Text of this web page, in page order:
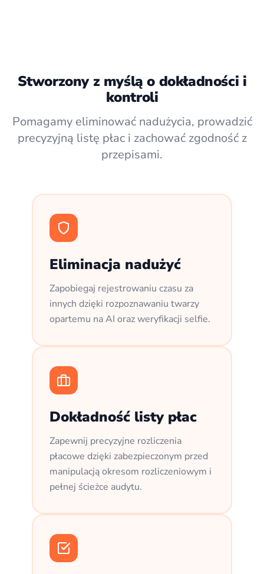
Stworzony z myślą o dokładności i
kontroli
Pomagamy eliminować nadużycia, prowadzić
precyzyjną listę płac i zachować zgodność z
przepisami.
Eliminacja nadużyć
Zapobiegaj rejestrowaniu czasu za
innych dzięki rozpoznawaniu twarzy
opartemu na AI oraz weryfikacji selfie.
Dokładność listy płac
Zapewnij precyzyjne rozliczenia
płacowe dzięki zabezpieczonym przed
manipulacją okresom rozliczeniowym i
pełnej ścieżce audytu.